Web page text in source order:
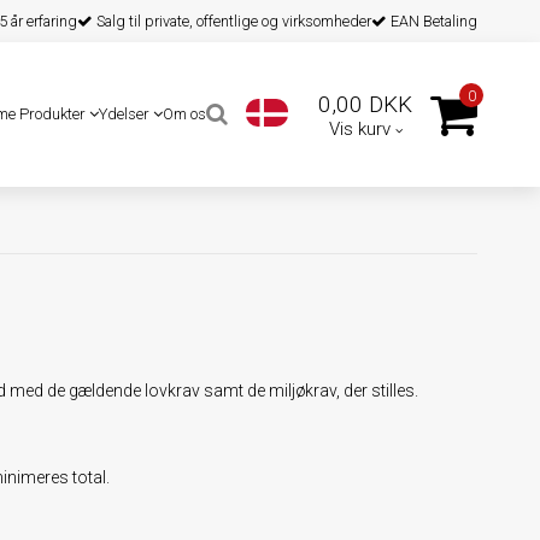
år erfaring Salg til private, offentlige og virksomheder EAN Betaling
Produkter Ydelser Om os 0,00 DKK
Vis kurv
0
de gældende lovkrav samt de miljøkrav, der stilles.
total.